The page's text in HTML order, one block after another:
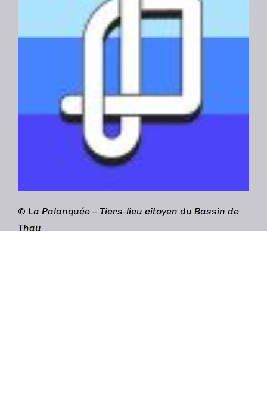
© La Palanquée – Tiers-lieu citoyen du Bassin de
Thau